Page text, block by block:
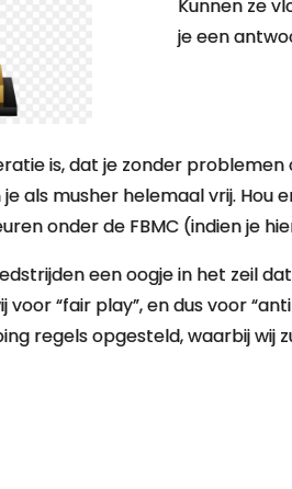
Kunnen ze
je een
is, dat je zonder
als musher helemaal vrij.
onder de FBMC (indien je
een oogje in het zeil
voor “fair play”, en dus voor
regels opgesteld, waarbij